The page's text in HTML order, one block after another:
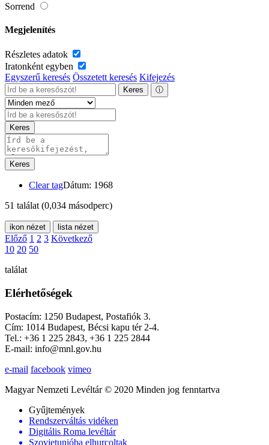
Sorrend
Megjelenítés
Részletes adatok
Iratonként egyben
Egyszerű keresés Összetett keresés Kifejezés
Keres ⓘ
Keres
Keres
Clear tagDátum: 1968
51 találat (0,034 másodperc)
ikon nézet lista nézet
Előző 1 2 3 Következő
10 20 50
találat
Elérhetőségek
Postacím: 1250 Budapest, Postafiók 3.
Cím: 1014 Budapest, Bécsi kapu tér 2-4.
Tel.: +36 1 225 2843, +36 1 225 2844
E-mail: info@mnl.gov.hu
e-mail facebook vimeo
Magyar Nemzeti Levéltár © 2020 Minden jog fenntartva
Gyűjtemények
Rendszerváltás vidéken
Digitális Roma levéltár
Szovjetunióba elhurcoltak